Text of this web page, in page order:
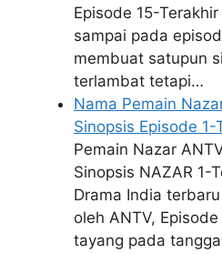
Episode 15-
sampai pada
membuat satupun
terlambat tetapi…
Nama Pemain
Sinopsis Episode 1-
Pemain Nazar
Sinopsis NAZAR 1-
Drama India
oleh ANTV,
tayang pada